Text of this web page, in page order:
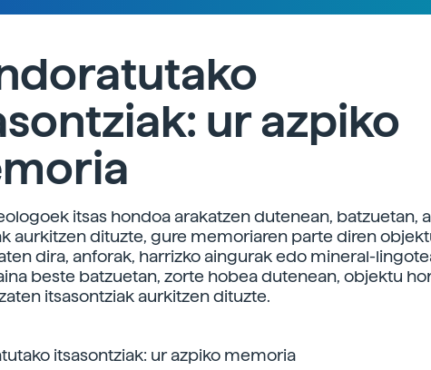
ur azpiko
itsas hondoa arakatzen dutenean, batzuetan,
aurkitzen dituzte, gure memoriaren parte diren
dira, anforak, harrizko aingurak edo mineral-
beste batzuetan, zorte hobea dutenean, objektu
itsasontziak aurkitzen dituzte.
itsasontziak: ur azpiko memoria